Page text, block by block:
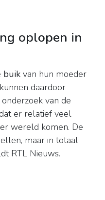
oplopen in
buik van hun moeder
daardoor
onderzoek van de
er relatief veel
wereld komen. De
maar in totaal
RTL Nieuws.